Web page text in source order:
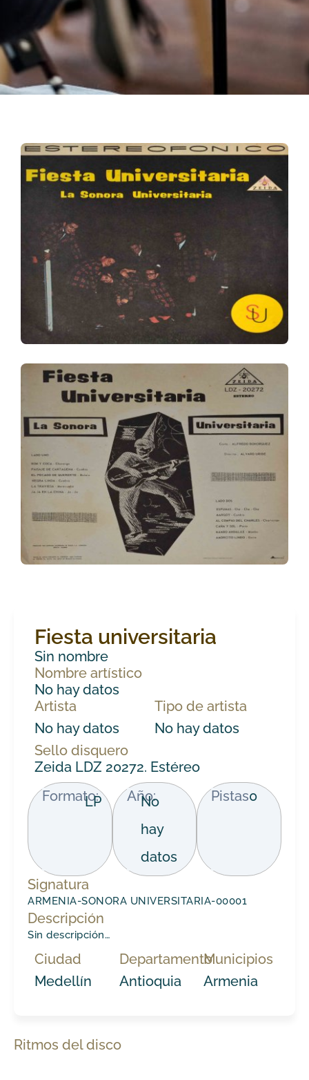
Fiesta universitaria
Sin nombre
Nombre artístico
No hay datos
Artista
No hay datos
Tipo de artista
No hay datos
Sello disquero
Zeida LDZ 20272. Estéreo
Formato:
LP Año:
No
hay
datos
Pistas0
Signatura
ARMENIA-SONORA UNIVERSITARIA-00001
Descripción
Sin descripción…
Ciudad
Medellín
Departamento
Antioquia
Municipios
Armenia
Ritmos del disco